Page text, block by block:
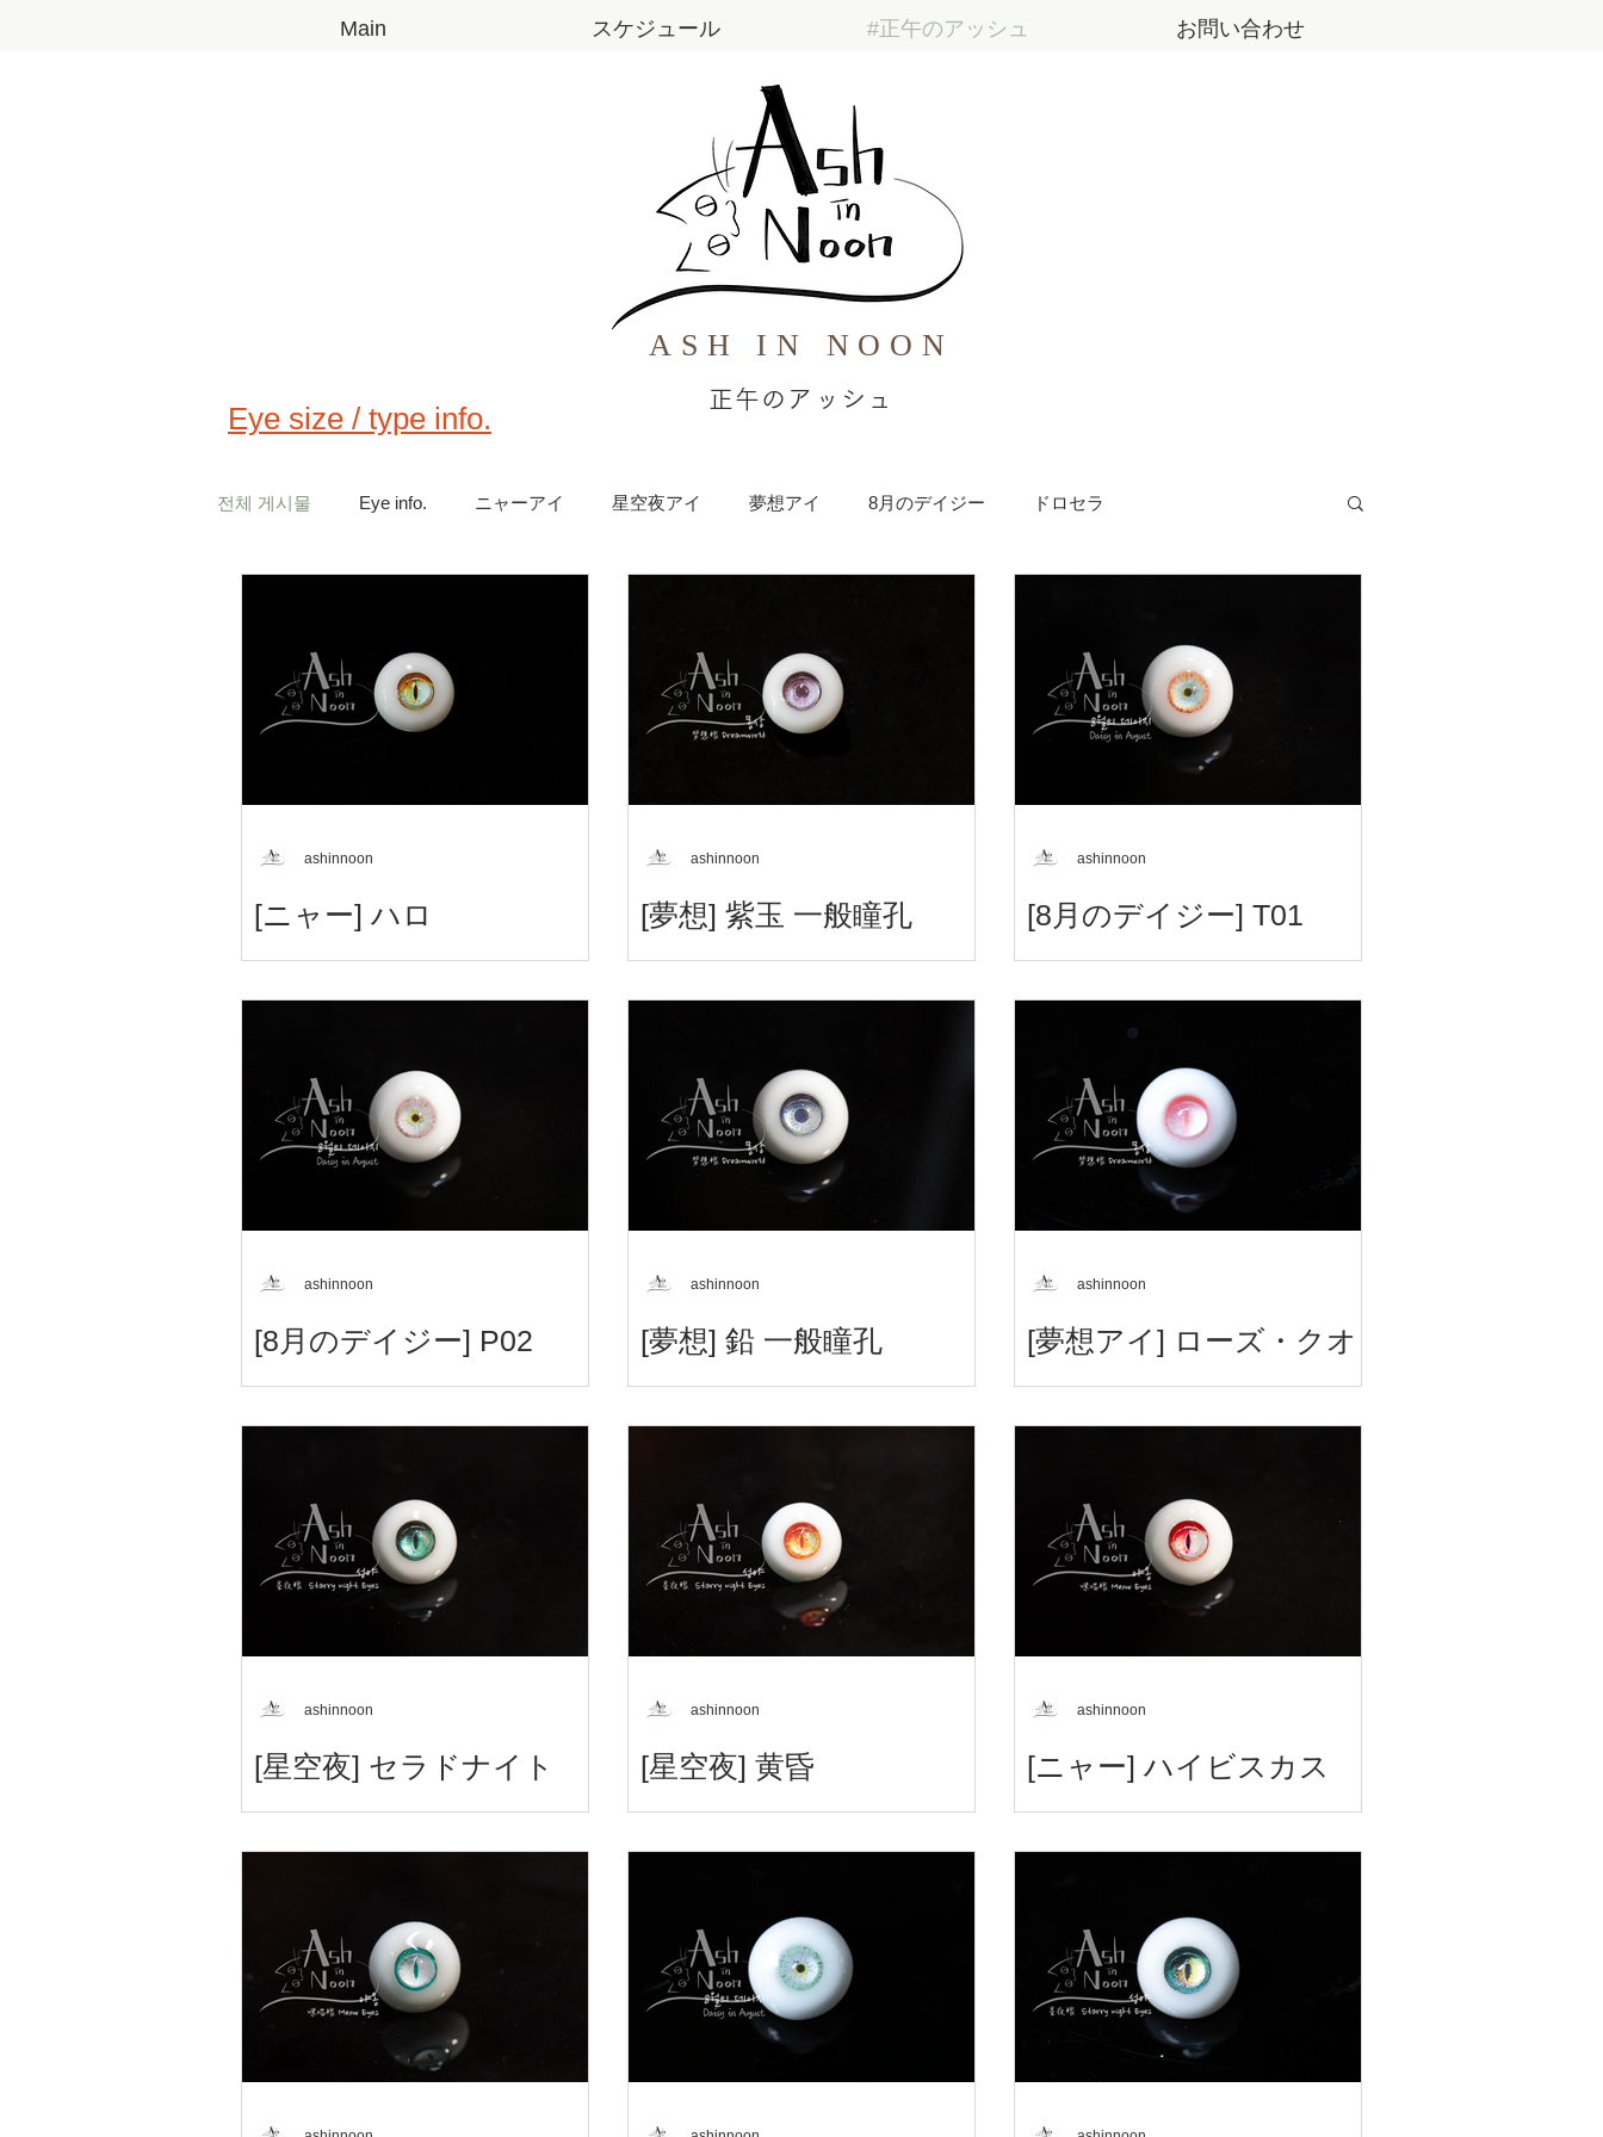
Main スケジュール #正午のアッシュ お問い合わせ
ASH IN NOON
正午のアッシュ
Eye size / type info.
전체 게시물 Eye info. ニャーアイ 星空夜アイ 夢想アイ 8月のデイジー ドロセラ
[ニャー] ハロ
헤일로 Halo 暈輪 ハロ
ashinnoon
[夢想] 紫玉 一般瞳孔
梦想眼 - Dreamworld Eyes - 夢想アイ 자
ashinnoon
[8月のデイジー] T01
梦想眼 - Dreamworld Eyes - 夢想アイ 8
ashinnoon
[8月のデイジー] P02
梦想眼 - Dreamworld Eyes - 夢想アイ 8
ashinnoon
[夢想] 鉛 一般瞳孔
梦想眼 - Dreamworld Eyes - 夢想アイ 납
ashinnoon
[夢想アイ] ローズ・クオ
ーツ
梦想眼 - Dreamworld Eyes - 夢想アイ 홍
ashinnoon
[星空夜] セラドナイト
星夜眼 / Starry night Eyes / 星空夜アイ
ashinnoon
[星空夜] 黄昏
星夜眼 / Starry night Eyes / 星空夜アイ
ashinnoon
[ニャー] ハイビスカス
히비스커스 Hibiscus 木槿 ハイビスカス
ashinnoon